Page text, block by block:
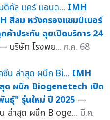
IMH
สีลม หวังครองแชมป์เบอร์
ค้าประกัน ลุยเปิดบริการ 24
บริษัท โรงพย... ก.ค. 68
IMH
ด ผนึก Biogenetech เปิด
ธุ์" รุ่นใหม่ ปี 2025 —
ล่าสุด ผนึก Bioge... มี.ค.